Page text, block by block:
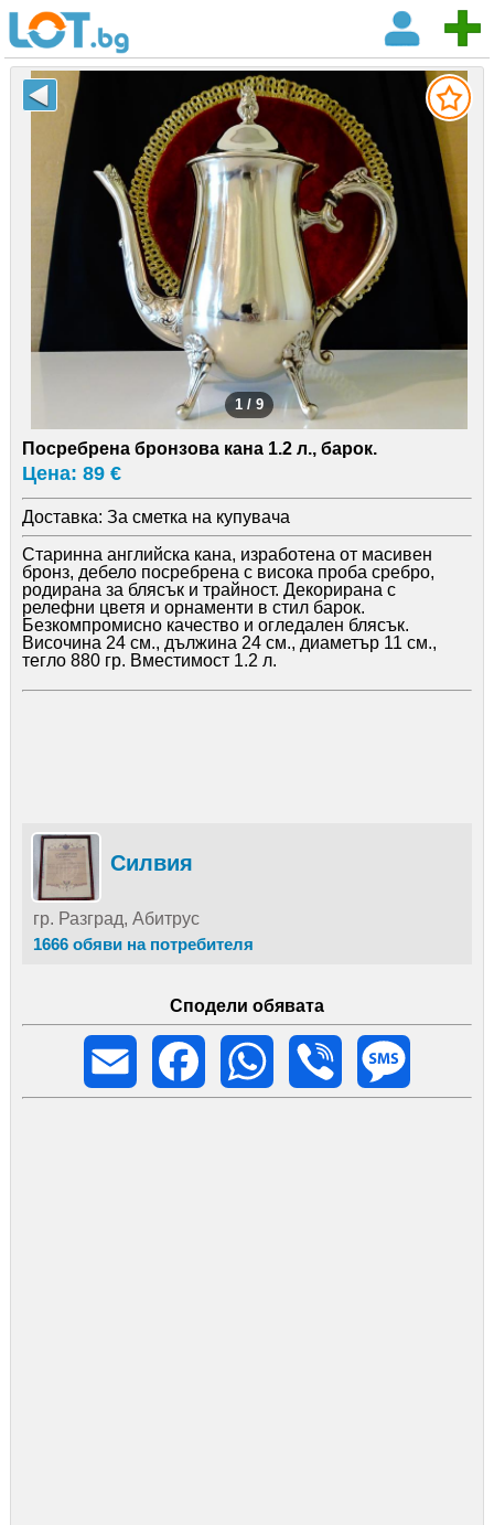
1 / 9
Посребрена бронзова кана 1.2 л., барок.
Цена: 89 €
Доставка: За сметка на купувача
Старинна английска кана, изработена от масивен
бронз, дебело посребрена с висока проба сребро,
родирана за блясък и трайност. Декорирана с
релефни цветя и орнаменти в стил барок.
Безкомпромисно качество и огледален блясък.
Височина 24 см., дължина 24 см., диаметър 11 см.,
тегло 880 гр. Вместимост 1.2 л.
Силвия
гр. Разград, Абитрус
1666 обяви на потребителя
Сподели обявата
Email
Facebook WhatsApp Viber